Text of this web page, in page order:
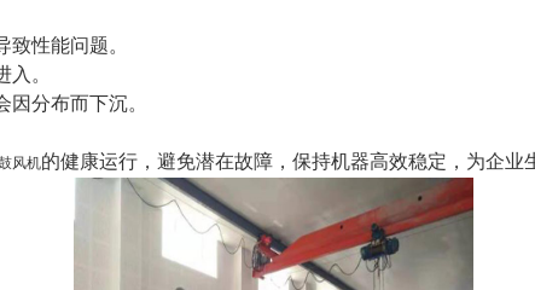
导致性能问题。
进入。
液会因分布而下沉。
风机的健康运行，避免潜在故障，保持机器高效稳定，为企业